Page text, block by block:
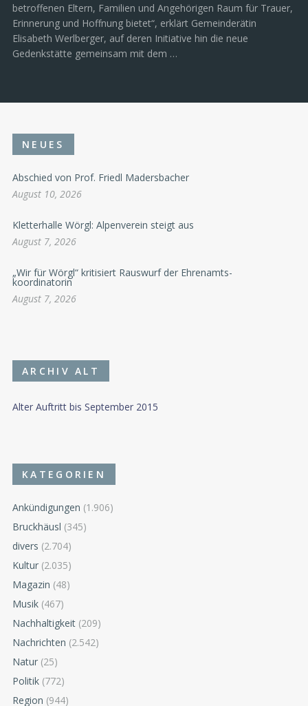
betroffenen Eltern, Familien und Angehörigen Raum für Trauer,
Erinnerung und Hoffnung bietet“, erklärt Gemeinderätin
Elisabeth Werlberger, auf deren Initiative hin die neue
Gedenkstätte gemeinsam mit dem …
NEUES
Abschied von Prof. Friedl Madersbacher
August 10, 2026
Kletterhalle Wörgl: Alpenverein steigt aus
August 7, 2026
„Wir für Wörgl“ kritisiert Rauswurf der Ehrenamts-
koordinatorin
August 7, 2026
ARCHIV ALT
Alter Auftritt bis September 2015
KATEGORIEN
Ankündigungen (1.906)
Bruckhäusl (345)
divers (2.704)
Kultur (2.035)
Magazin (48)
Musik (467)
Nachhaltigkeit (209)
Nachrichten (2.542)
Natur (25)
Politik (772)
Region (944)